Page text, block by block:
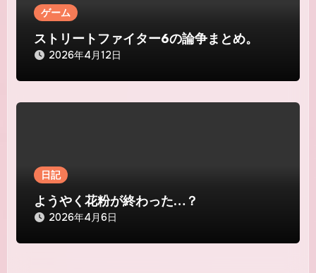
ゲーム
ストリートファイター6の論争まとめ。
2026年4月12日
日記
ようやく花粉が終わった…？
2026年4月6日